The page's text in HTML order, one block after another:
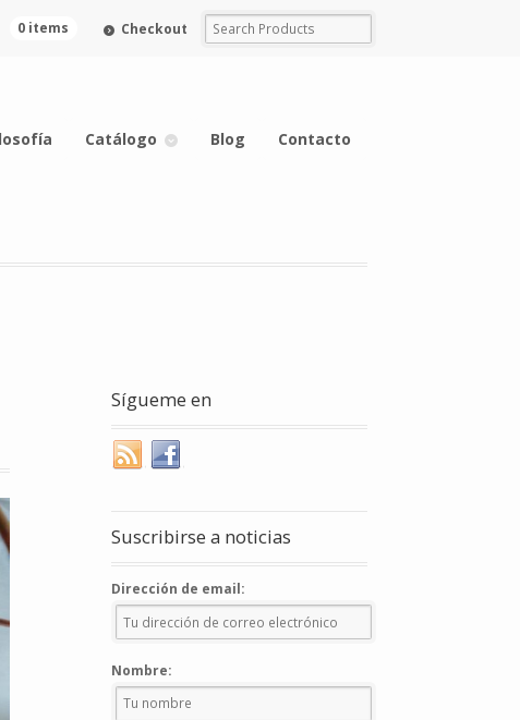
0 items Checkout
Catálogo Blog Contacto
Sígueme en
Suscribirse a noticias
Dirección de email:
Nombre: